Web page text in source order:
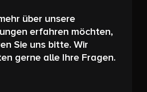
über unsere
erfahren möchten,
Sie uns bitte. Wir
gerne alle Ihre Fragen.